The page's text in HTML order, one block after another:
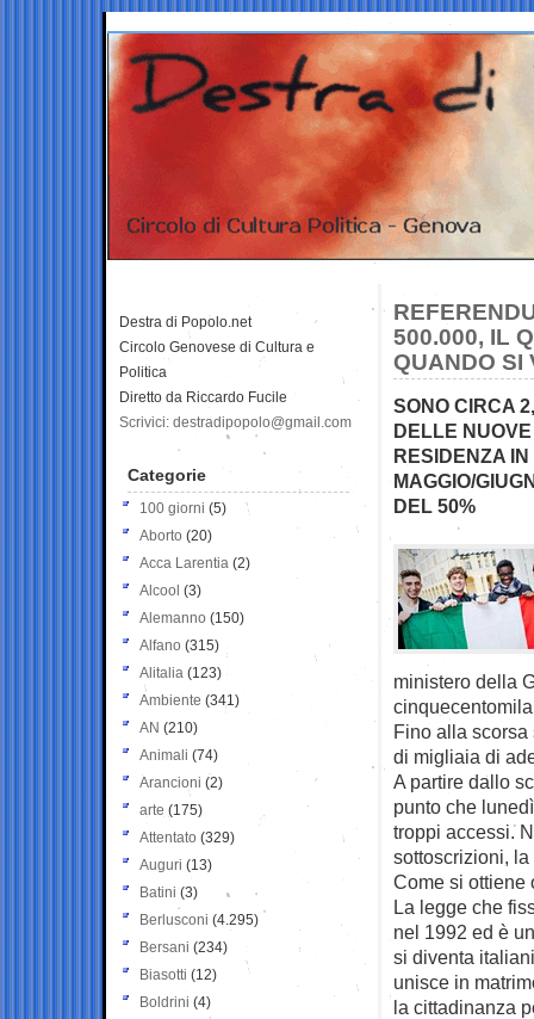
500.000, IL
QUANDO SI
SONO CIRCA
DELLE
RESIDENZA
MAGGIO/
DEL 50%
ministero della
Fino alla
di migliaia di
A partire dallo
punto che
troppi accessi.
sottoscrizioni,
Come si ottiene
La legge che
nel 1992 ed è
si diventa
unisce in
la cittadinanza
Destra di Popolo.net
Circolo Genovese di Cultura e
Politica
Diretto da Riccardo Fucile
Scrivici: destradipopolo@gmail.com
Categorie
100 giorni (5)
Aborto (20)
Acca Larentia (2)
Alcool (3)
Alemanno (150)
Alfano (315)
Alitalia (123)
Ambiente (341)
AN (210)
Animali (74)
Arancioni (2)
arte (175)
Attentato (329)
Auguri (13)
Batini (3)
Berlusconi (4.295)
Bersani (234)
Biasotti (12)
Boldrini (4)